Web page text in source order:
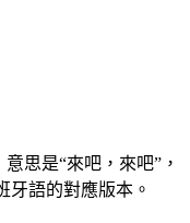
思是“來吧，來吧”，
牙語的對應版本。